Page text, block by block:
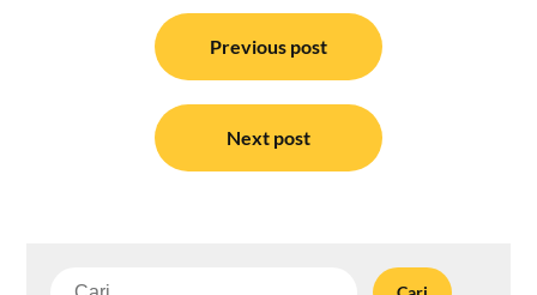
Previous post
Next post
Cari